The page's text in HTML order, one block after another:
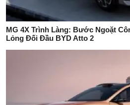
MG 4X Trình Làng: Bước Ngoặt
Lỏng Đối Đầu BYD Atto 2